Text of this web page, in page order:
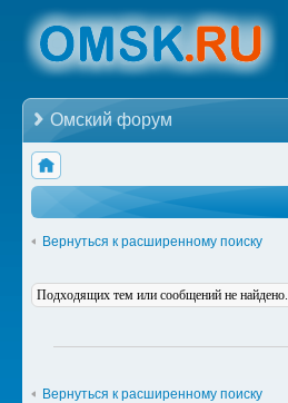
Омский форум
Вернуться к расширенному поиску
Подходящих тем или сообщений не найдено.
Вернуться к расширенному поиску